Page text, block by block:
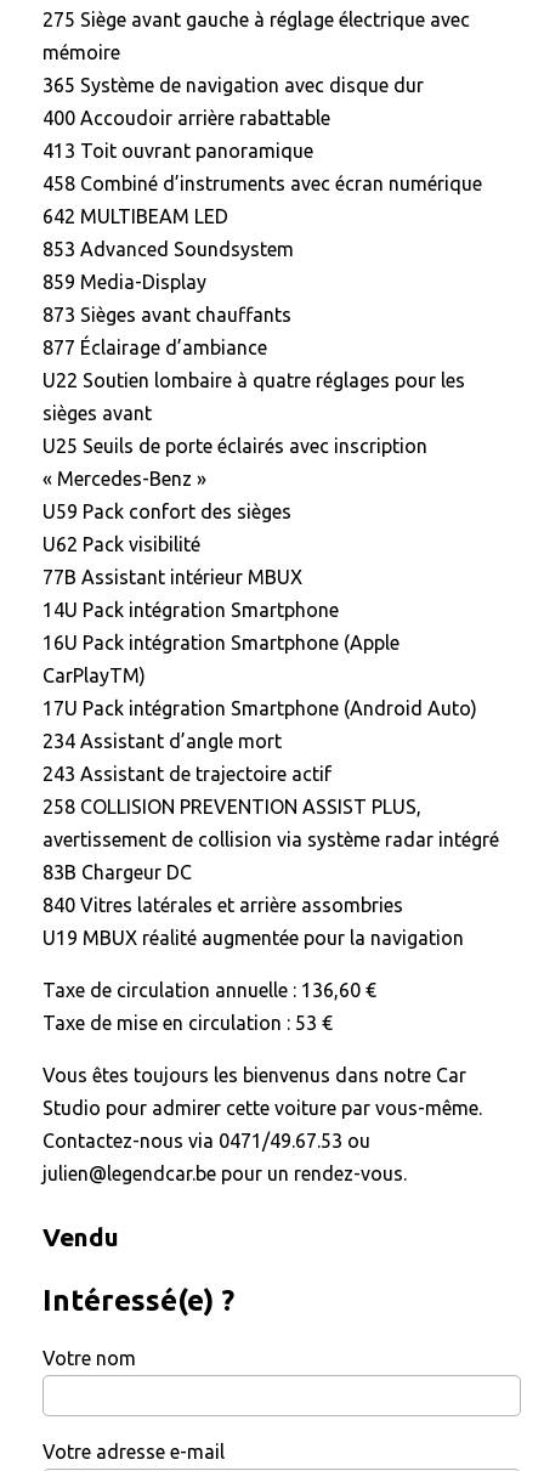
275 Siège avant gauche à réglage électrique avec
mémoire
365 Système de navigation avec disque dur
400 Accoudoir arrière rabattable
413 Toit ouvrant panoramique
458 Combiné d’instruments avec écran numérique
642 MULTIBEAM LED
853 Advanced Soundsystem
859 Media-Display
873 Sièges avant chauffants
877 Éclairage d’ambiance
U22 Soutien lombaire à quatre réglages pour les
sièges avant
U25 Seuils de porte éclairés avec inscription
« Mercedes-Benz »
U59 Pack confort des sièges
U62 Pack visibilité
77B Assistant intérieur MBUX
14U Pack intégration Smartphone
16U Pack intégration Smartphone (Apple
CarPlayTM)
17U Pack intégration Smartphone (Android Auto)
234 Assistant d’angle mort
243 Assistant de trajectoire actif
258 COLLISION PREVENTION ASSIST PLUS,
avertissement de collision via système radar intégré
83B Chargeur DC
840 Vitres latérales et arrière assombries
U19 MBUX réalité augmentée pour la navigation
Taxe de circulation annuelle : 136,60 €
Taxe de mise en circulation : 53 €
Vous êtes toujours les bienvenus dans notre Car
Studio pour admirer cette voiture par vous-même.
Contactez-nous via 0471/49.67.53 ou
julien@legendcar.be pour un rendez-vous.
Vendu
Intéressé(e) ?
Votre nom
Votre adresse e-mail